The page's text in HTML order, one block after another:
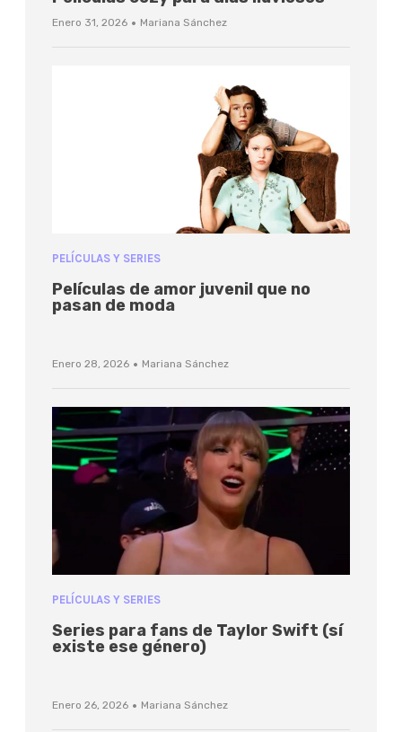
Enero 31, 2026 · Mariana Sánchez
PELÍCULAS Y SERIES
Películas de amor juvenil que no
pasan de moda
Enero 28, 2026 · Mariana Sánchez
PELÍCULAS Y SERIES
Series para fans de Taylor Swift (sí
existe ese género)
Enero 26, 2026 · Mariana Sánchez